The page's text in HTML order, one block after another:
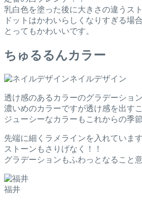
乳白色を塗った後に大きさの違うス
ドットはかわいらしくなりすぎる場
とってもかわいいです。
ちゅるるんカラー
ネイルデザイン
透け感のあるカラーのグラデーション
濃いめのカラーですが透け感を出す
ジューシーなカラーもこれからの季
先端に細くラメラインを入れています
ストーンもさりげなく！！
グラデーションもふわっとなること
福井